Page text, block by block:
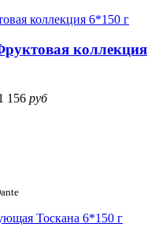
коллекция
156 руб